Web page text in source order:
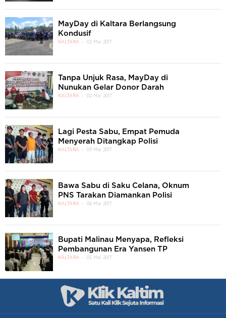
MayDay di Kaltara Berlangsung
Kondusif
KALTARA 02 Mei 2017
Tanpa Unjuk Rasa, MayDay di
Nunukan Gelar Donor Darah
KALTARA 02 Mei 2017
Lagi Pesta Sabu, Empat Pemuda
Menyerah Ditangkap Polisi
KALTARA 03 Mei 2017
Bawa Sabu di Saku Celana, Oknum
PNS Tarakan Diamankan Polisi
KALTARA 04 Mei 2017
Bupati Malinau Menyapa, Refleksi
Pembangunan Era Yansen TP
KALTARA 05 Mei 2017